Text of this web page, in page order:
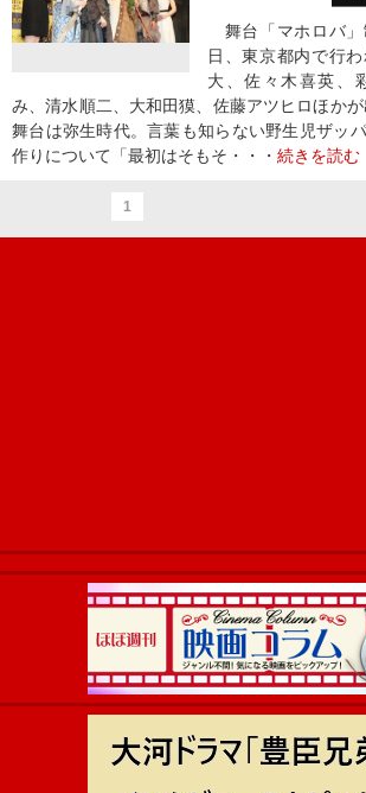
舞台「マホロバ」
日、東京都内で行
大、佐々木喜英、
み、清水順二、大和田獏、佐藤アツヒロほか
舞台は弥生時代。言葉も知らない野生児ザッ
作りについて「最初はそもそ・・・ 続きを読む
1